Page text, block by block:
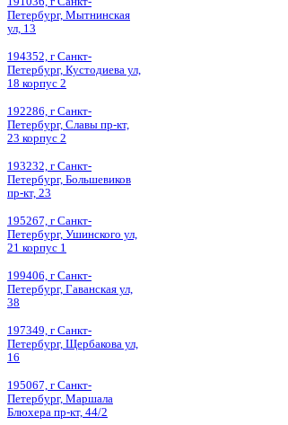
Петербург, Мытнинская
ул, 13
194352, г Санкт-
Петербург, Кустодиева ул,
18 корпус 2
192286, г Санкт-
Петербург, Славы пр-кт,
23 корпус 2
193232, г Санкт-
Петербург, Большевиков
пр-кт, 23
195267, г Санкт-
Петербург, Ушинского ул,
21 корпус 1
199406, г Санкт-
Петербург, Гаванская ул,
38
197349, г Санкт-
Петербург, Щербакова ул,
16
195067, г Санкт-
Петербург, Маршала
Блюхера пр-кт, 44/2